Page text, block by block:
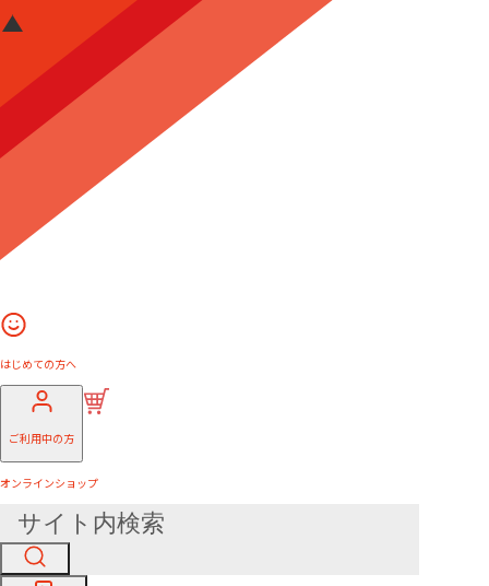
はじめての方へ
ご利用中の方
オンラインショップ